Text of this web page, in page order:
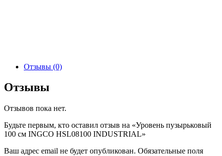
Отзывы (0)
Отзывы
Отзывов пока нет.
Будьте первым, кто оставил отзыв на «Уровень пузырьковый
100 см INGCO HSL08100 INDUSTRIAL»
Ваш адрес email не будет опубликован. Обязательные поля